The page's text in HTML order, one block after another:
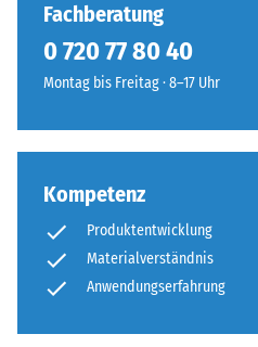
Fachberatung
0 720 77 80 40
Montag bis Freitag · 8–17 Uhr
Kompetenz
Produktentwicklung
Materialverständnis
Anwendungserfahrung